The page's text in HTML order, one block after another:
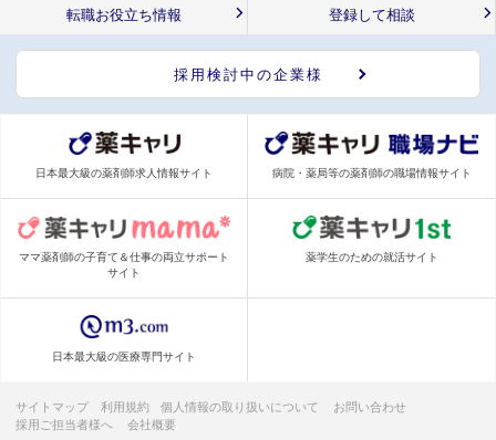
転職お役立ち情報 登録して相談
採用検討中の企業様
日本最大級の薬剤師求人情報サイト 病院・薬局等の薬剤師の職場情報サイト
ママ薬剤師の子育て＆仕事の両立サポート
サイト
薬学生のための就活サイト
日本最大級の医療専門サイト
サイトマップ 利用規約 個人情報の取り扱いについて
お問い合わせ
採用ご担当者様へ
会社概要